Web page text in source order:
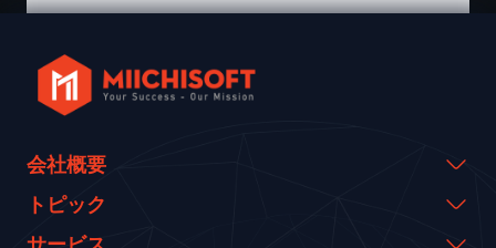
会社概要
会社概要
代表のメッセージ
トピック
イベント & ウェビナー